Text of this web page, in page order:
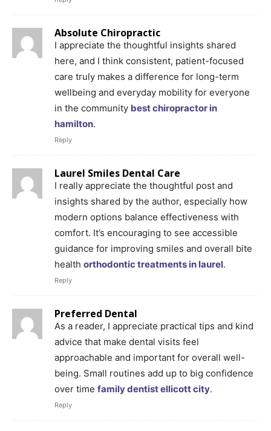
Absolute Chiropractic
I appreciate the thoughtful insights shared
here, and I think consistent, patient-focused
care truly makes a difference for long-term
wellbeing and everyday mobility for everyone
in the community best chiropractor in
hamilton.
Reply
Laurel Smiles Dental Care
I really appreciate the thoughtful post and
insights shared by the author, especially how
modern options balance effectiveness with
comfort. It’s encouraging to see accessible
guidance for improving smiles and overall bite
health orthodontic treatments in laurel.
Reply
Preferred Dental
As a reader, I appreciate practical tips and kind
advice that make dental visits feel
approachable and important for overall well-
being. Small routines add up to big confidence
over time family dentist ellicott city.
Reply